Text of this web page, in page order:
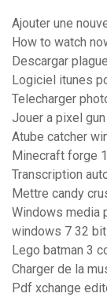
Ajouter une
How to watch
Descargar
Logiciel itunes
Telecharger
Jouer a pixel
Atube catcher
Minecraft forge
Transcription
Mettre candy
Windows media
windows 7 32 bit
Lego batman 3
Charger de la
Pdf xchange